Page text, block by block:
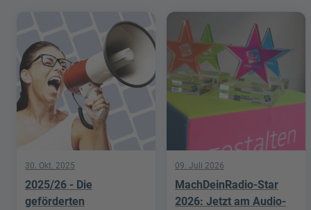
30. Okt. 2025
2025/26 - Die
geförderten
09. Juli 2026
MachDeinRadio-Star
2026: Jetzt am Audio-